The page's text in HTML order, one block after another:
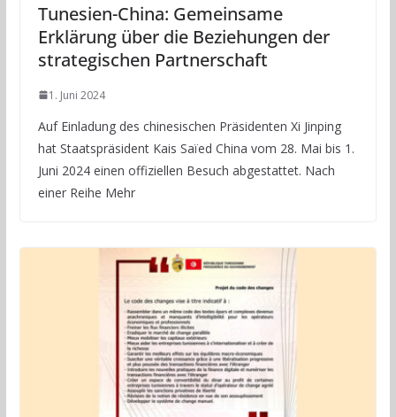
Tunesien-China: Gemeinsame
Erklärung über die Beziehungen der
strategischen Partnerschaft
1. Juni 2024
Auf Einladung des chinesischen Präsidenten Xi Jinping
hat Staatspräsident Kais Saïed China vom 28. Mai bis 1.
Juni 2024 einen offiziellen Besuch abgestattet. Nach
einer Reihe Mehr